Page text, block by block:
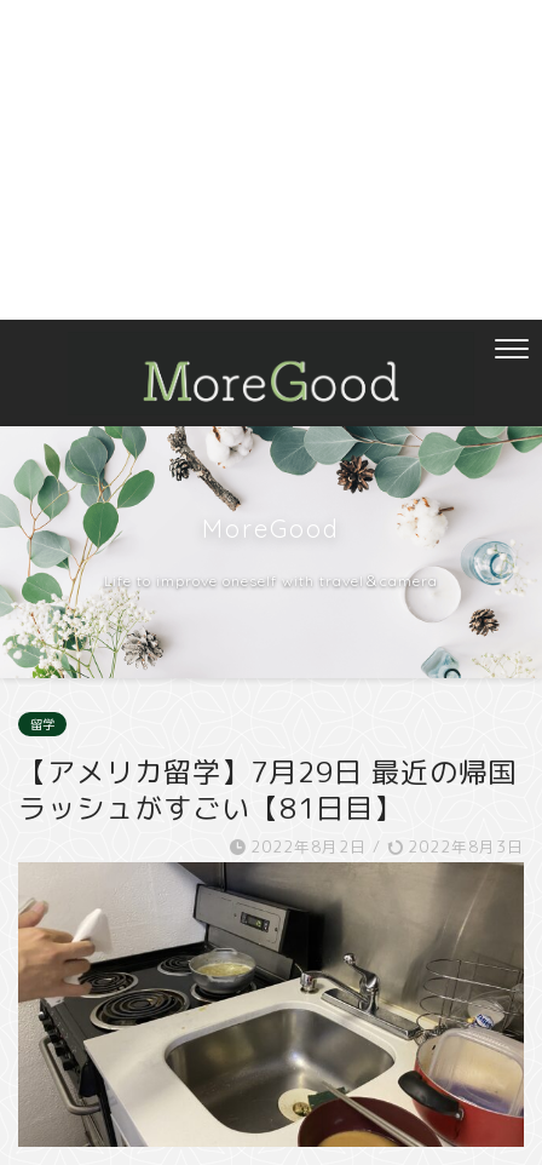
MoreGood
Life to improve oneself with travel＆camera
留学
【アメリカ留学】7月29日 最近の帰国
ラッシュがすごい【81日目】
2022年8月2日 / 2022年8月3日